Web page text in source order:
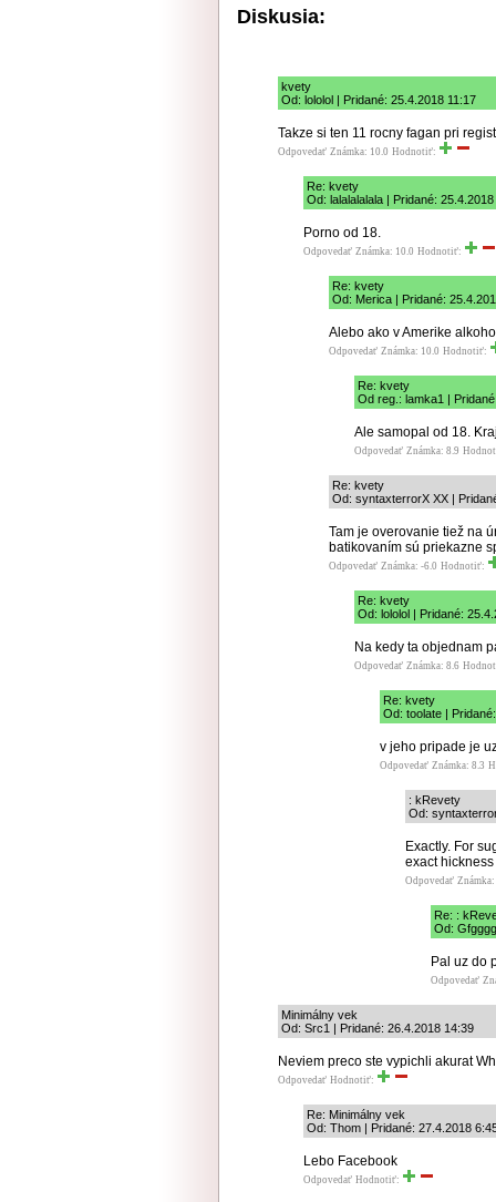
Diskusia:
kvety
Od: lololol | Pridané: 25.4.2018 11:17
Takze si ten 11 rocny fagan pri
Odpovedať Známka: 10.0 Hodnotiť:
Re: kvety
Od: lalalalalala | Pridané: 25.4.2018
Porno od 18.
Odpovedať Známka: 10.0 Hodnotiť:
Re: kvety
Od: Merica | Pridané:
Alebo ako v Amerike
Odpovedať Známka: 10.0 Hodnotiť:
Re: kvety
Od reg.: lamka1 |
Ale samopal od 18.
Odpovedať Známka: 8.9
Re: kvety
Od: syntaxterrorX XX |
Tam je overovanie tiež na
batikovaním sú priekazne
Odpovedať Známka: -6.0 Hodnotiť:
Re: kvety
Od: lololol | Pridané:
Na kedy ta objednam
Odpovedať Známka: 8.6
Re: kvety
Od: toolate |
v jeho pripade je
Odpovedať Známka: 8.3
: kRevety
Od:
Exactly. For
exact
Odpovedať
Re: :
Od:
Pal uz do
Odpovedať
Minimálny vek
Od: Src1 | Pridané: 26.4.2018 14:39
Neviem preco ste vypichli akurat
Odpovedať Hodnotiť:
Re: Minimálny vek
Od: Thom | Pridané: 27.4.2018
Lebo Facebook
Odpovedať Hodnotiť: